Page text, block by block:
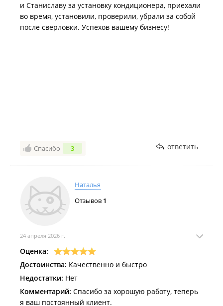
и Станиславу за установку кондиционера, приехали
во время, установили, проверили, убрали за собой
после сверловки. Успехов вашему бизнесу!
Спасибо 3 ответить
Наталья
Отзывов 1
24 апреля 2026 г.
Оценка:
Достоинства: Качественно и быстро
Недостатки: Нет
Комментарий: Спасибо за хорошую работу, теперь
я ваш постоянный клиент.